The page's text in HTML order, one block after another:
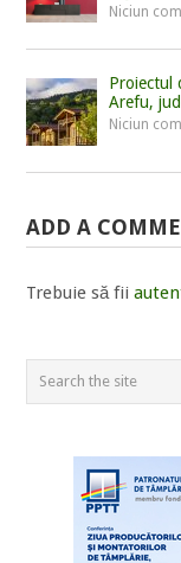
Niciun
Proiectul
Arefu,
Niciun
ADD A
Trebuie să fii